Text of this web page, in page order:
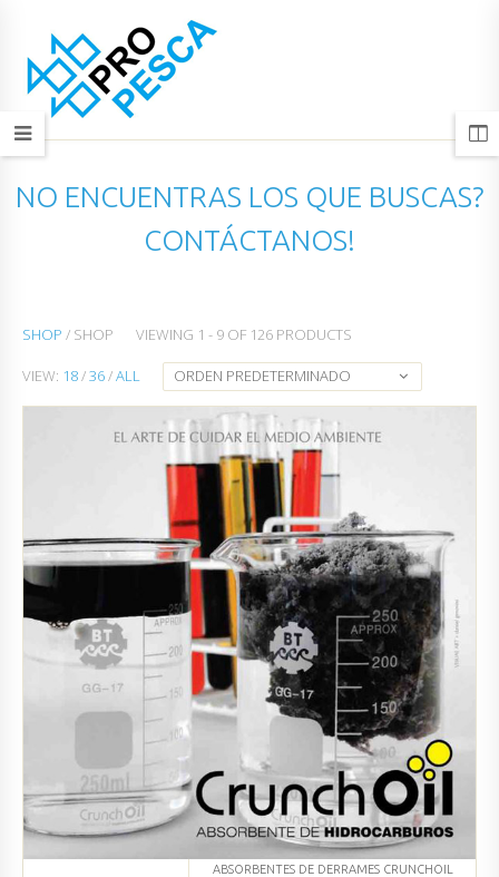
NO ENCUENTRAS LOS QUE BUSCAS?
CONTÁCTANOS!
SHOP / SHOP VIEWING 1 - 9 OF 126 PRODUCTS
VIEW: 18/36/ALL ORDEN PREDETERMINADO
ABSORBENTES DE DERRAMES CRUNCHOIL